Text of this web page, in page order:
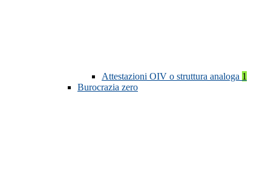
Attestazioni OIV o struttura analoga 1
Burocrazia zero